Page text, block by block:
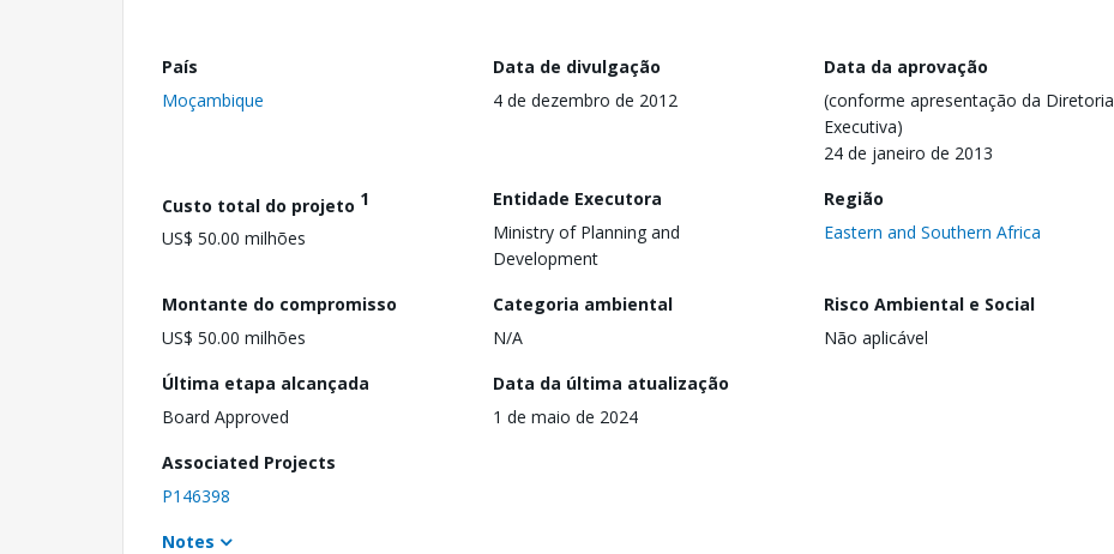
País
Moçambique
Data de divulgação
4 de dezembro de 2012
Data da aprovação
(conforme apresentação da Diretoria
Executiva)
24 de janeiro de 2013
Custo total do projeto 1
US$ 50.00 milhões
Entidade Executora
Ministry of Planning and
Development
Região
Eastern and Southern Africa
Montante do compromisso
US$ 50.00 milhões
Categoria ambiental
N/A
Risco Ambiental e Social
Não aplicável
Última etapa alcançada
Board Approved
Data da última atualização
1 de maio de 2024
Associated Projects
P146398
Notes